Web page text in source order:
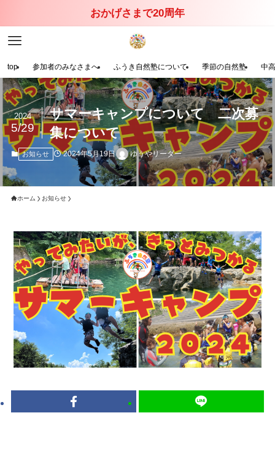
おかげさまで20周年
top 参加者のみなさまへ ふうき自然塾について 季節の自然塾 中
サマーキャンプについて 二次募
集について
2024
5/29
お知らせ 2024年5月19日 ゆうやリーダー
ホーム お知らせ